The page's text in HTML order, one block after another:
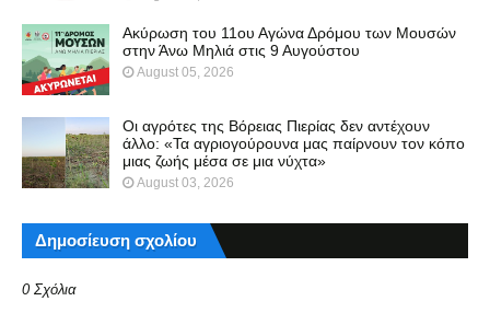
Ακύρωση του 11ου Αγώνα Δρόμου των Μουσών
στην Άνω Μηλιά στις 9 Αυγούστου
August 05, 2026
Οι αγρότες της Βόρειας Πιερίας δεν αντέχουν
άλλο: «Τα αγριογούρουνα μας παίρνουν τον κόπο
μιας ζωής μέσα σε μια νύχτα»
August 03, 2026
Δημοσίευση σχολίου
0 Σχόλια